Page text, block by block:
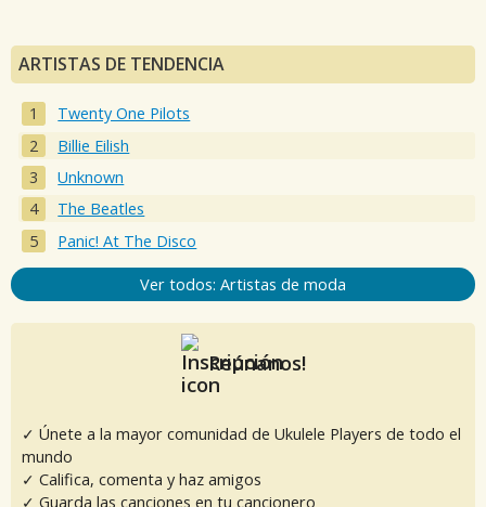
ARTISTAS DE TENDENCIA
Twenty One Pilots
Billie Eilish
Unknown
The Beatles
Panic! At The Disco
Ver todos: Artistas de moda
Reúnanos!
✓ Únete a la mayor comunidad de Ukulele Players de todo el
mundo
✓ Califica, comenta y haz amigos
✓ Guarda las canciones en tu cancionero